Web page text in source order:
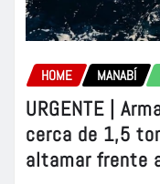
HOME MANABÍ
URGENTE |
cerca de 1,5
altamar frente